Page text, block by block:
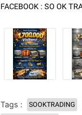
FACEBOOK : SO OK
Tags : SOOKTRADING